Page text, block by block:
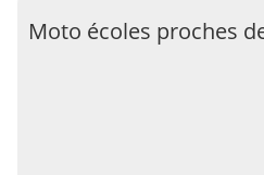
Moto écoles proches